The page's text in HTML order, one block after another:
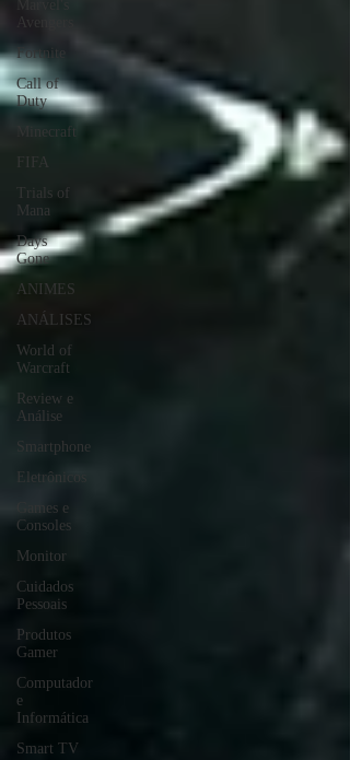
Avengers
Fortnite
Call of
Duty
Minecraft
FIFA
Trials of
Mana
Days
Gone
ANIMES
ANÁLISES
World of
Warcraft
Review e
Análise
Smartphone
Eletrônicos
Games e
Consoles
Monitor
Cuidados
Pessoais
Produtos
Gamer
Computador
e
Informática
Smart TV